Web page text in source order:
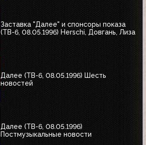
Заставка "Далее" и спонсоры показа
(ТВ-6, 08.05.1996) Herschi, Довгань, Лиза
Далее (ТВ-6, 08.05.1996) Шесть
новостей
Далее (ТВ-6, 08.05.1996)
Постмузыкальные новости